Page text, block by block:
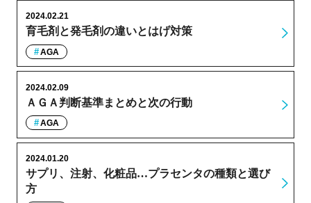
育毛剤と発毛剤の違いとはげ対策
2024.02.21
AGA
ＡＧＡ判断基準まとめと次の行動
2024.02.09
AGA
サプリ、注射、化粧品…プラセンタの種類と選び
方
2024.01.20